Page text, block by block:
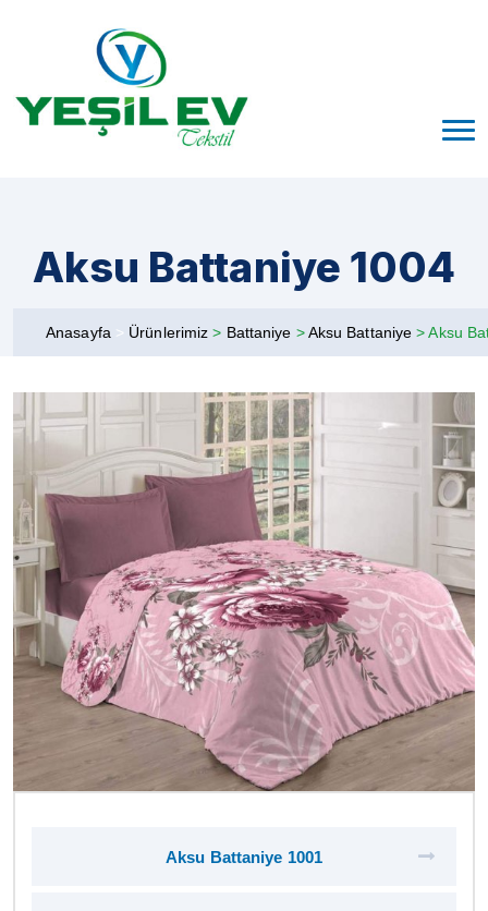
Aksu Battaniye 1004
Anasayfa > Ürünlerimiz> Battaniye >Aksu Battaniye>Aksu
Aksu Battaniye 1001